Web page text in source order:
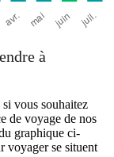
à
vous souhaitez
de voyage de nos
graphique ci-
voyager se situent